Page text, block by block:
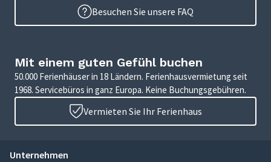
Besuchen Sie unsere FAQ
Mit einem guten Gefühl buchen
50.000 Ferienhäuser in 18 Ländern. Ferienhausvermietung seit
1968. Servicebüros in ganz Europa. Keine Buchungsgebühren.
Vermieten Sie Ihr Ferienhaus
Unternehmen